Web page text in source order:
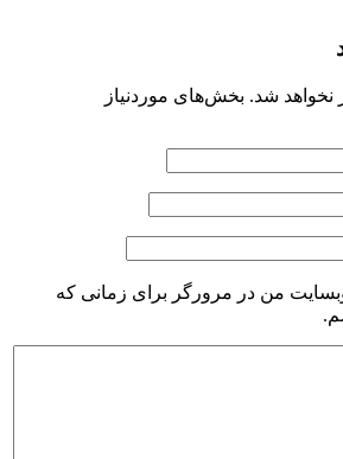
نخواهد شد. بخش‌های موردنیاز
وبسایت من در مرورگر برای زمانی که